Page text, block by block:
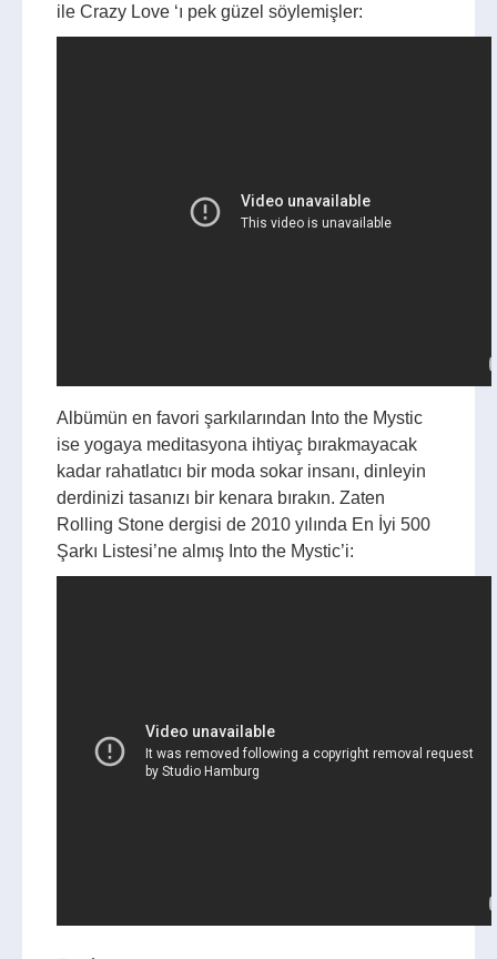
ile Crazy Love ‘ı pek güzel söylemişler:
Albümün en favori şarkılarından Into the Mystic
ise yogaya meditasyona ihtiyaç bırakmayacak
kadar rahatlatıcı bir moda sokar insanı, dinleyin
derdinizi tasanızı bir kenara bırakın. Zaten
Rolling Stone dergisi de 2010 yılında En İyi 500
Şarkı Listesi’ne almış Into the Mystic’i: